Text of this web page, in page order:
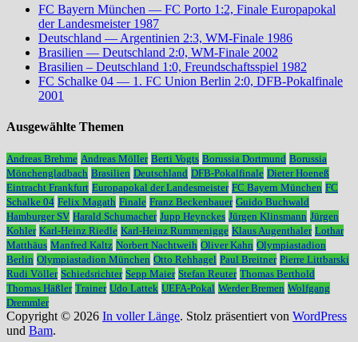
FC Bayern München — FC Porto 1:2, Finale Europapokal
der Landesmeister 1987
Deutschland — Argentinien 2:3, WM-Finale 1986
Brasilien — Deutschland 2:0, WM-Finale 2002
Brasilien – Deutschland 1:0, Freundschaftsspiel 1982
FC Schalke 04 — 1. FC Union Berlin 2:0, DFB-Pokalfinale
2001
Ausgewählte Themen
Andreas Brehme Andreas Möller Berti Vogts Borussia Dortmund Borussia
Mönchengladbach Brasilien Deutschland DFB-Pokalfinale Dieter Hoeneß
Eintracht Frankfurt Europapokal der Landesmeister FC Bayern München FC
Schalke 04 Felix Magath Finale Franz Beckenbauer Guido Buchwald
Hamburger SV Harald Schumacher Jupp Heynckes Jürgen Klinsmann Jürgen
Kohler Karl-Heinz Riedle Karl-Heinz Rummenigge Klaus Augenthaler Lothar
Matthäus Manfred Kaltz Norbert Nachtweih Oliver Kahn Olympiastadion
Berlin Olympiastadion München Otto Rehhagel Paul Breitner Pierre Littbarski
Rudi Völler Schiedsrichter Sepp Maier Stefan Reuter Thomas Berthold
Thomas Häßler Trainer Udo Lattek UEFA-Pokal Werder Bremen Wolfgang
Dremmler
Copyright © 2026 In voller Länge. Stolz präsentiert von WordPress
und Bam.